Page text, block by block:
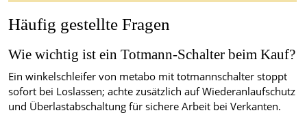
Häufig gestellte Fragen
Wie wichtig ist ein Totmann-Schalter beim Kauf?
Ein winkelschleifer von metabo mit totmannschalter stoppt
sofort bei Loslassen; achte zusätzlich auf Wiederanlaufschutz
und Überlastabschaltung für sichere Arbeit bei Verkanten.